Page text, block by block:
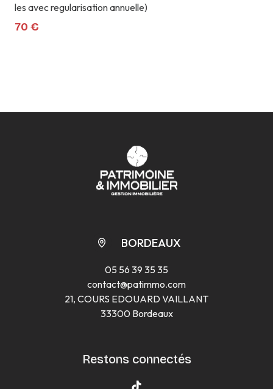
les avec regularisation annuelle)
70 €
BORDEAUX
05 56 39 35 35
contact@patimmo.com
21, COURS EDOUARD VAILLANT
33300 Bordeaux
Restons connectés